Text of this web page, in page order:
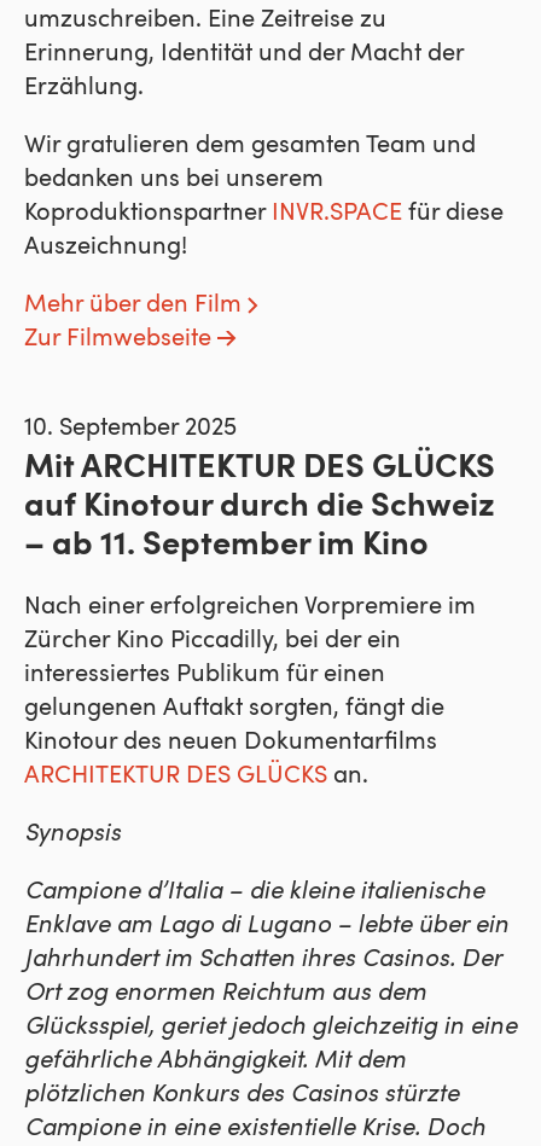
umzuschreiben. Eine Zeitreise zu
Erinnerung, Identität und der Macht der
Erzählung.
Wir gratulieren dem gesamten Team und
bedanken uns bei unserem
Koproduktionspartner INVR.SPACE für diese
Auszeichnung!
Mehr über den Film
Zur Filmwebseite
10. September 2025
Mit ARCHITEKTUR DES GLÜCKS
auf Kinotour durch die Schweiz
– ab 11. September im Kino
Nach einer erfolgreichen Vorpremiere im
Zürcher Kino Piccadilly, bei der ein
interessiertes Publikum für einen
gelungenen Auftakt sorgten, fängt die
Kinotour des neuen Dokumentarfilms
ARCHITEKTUR DES GLÜCKS an.
Synopsis
Campione d’Italia – die kleine italienische
Enklave am Lago di Lugano – lebte über ein
Jahrhundert im Schatten ihres Casinos. Der
Ort zog enormen Reichtum aus dem
Glücksspiel, geriet jedoch gleichzeitig in eine
gefährliche Abhängigkeit. Mit dem
plötzlichen Konkurs des Casinos stürzte
Campione in eine existentielle Krise. Doch